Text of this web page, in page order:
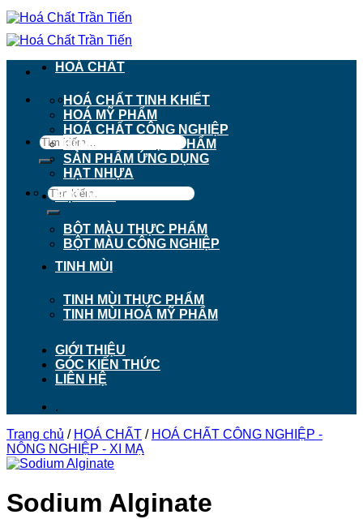
Chuyển
đến
nội
911 - 913 Nguyễn Trãi, Phường Chợ Lớn, TP.
Hồ Chí Minh
Tìm
kiếm:
Tìm
kiếm:
HOÁ CHẤT
HOÁ CHẤT TINH KHIẾT
HOÁ MỸ PHẨM
HOÁ CHẤT CÔNG NGHIỆP
HOÁ CHẤT THỰC PHẨM
SẢN PHẨM ỨNG DỤNG
HẠT NHỰA
BỘT MÀU
BỘT MÀU THỰC PHẨM
BỘT MÀU CÔNG NGHIỆP
TINH MÙI
TINH MÙI THỰC PHẨM
TINH MÙI HOÁ MỸ PHẨM
GIỚI THIỆU
GÓC KIẾN THỨC
LIÊN HỆ
.
Trang chủ / HOÁ CHẤT / HOÁ CHẤT CÔNG NGHIỆP -
NÔNG NGHIỆP - XI MẠ
Sodium Alginate